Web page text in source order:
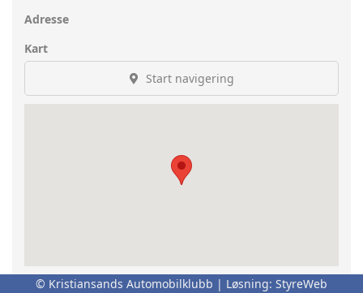
Adresse
Kart
Start navigering
© Kristiansands Automobilklubb | Løsning: StyreWeb